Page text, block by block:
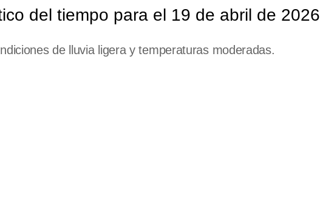
del tiempo para el 19 de abril de 2026
de lluvia ligera y temperaturas moderadas.